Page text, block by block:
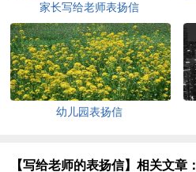
家长写给老师表扬信
幼儿园表扬信
【写给老师的表扬信】相关文章：